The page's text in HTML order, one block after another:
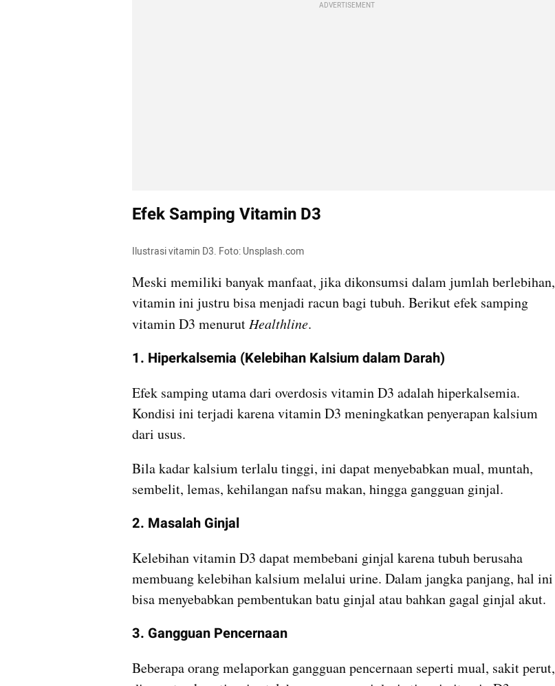
ADVERTISEMENT
Efek Samping Vitamin D3
Ilustrasi vitamin D3. Foto: Unsplash.com
Meski memiliki banyak manfaat, jika dikonsumsi dalam jumlah berlebihan,
vitamin ini justru bisa menjadi racun bagi tubuh. Berikut efek samping
vitamin D3 menurut Healthline.
1. Hiperkalsemia (Kelebihan Kalsium dalam Darah)
Efek samping utama dari overdosis vitamin D3 adalah hiperkalsemia.
Kondisi ini terjadi karena vitamin D3 meningkatkan penyerapan kalsium
dari usus.
Bila kadar kalsium terlalu tinggi, ini dapat menyebabkan mual, muntah,
sembelit, lemas, kehilangan nafsu makan, hingga gangguan ginjal.
2. Masalah Ginjal
Kelebihan vitamin D3 dapat membebani ginjal karena tubuh berusaha
membuang kelebihan kalsium melalui urine. Dalam jangka panjang, hal ini
bisa menyebabkan pembentukan batu ginjal atau bahkan gagal ginjal akut.
3. Gangguan Pencernaan
Beberapa orang melaporkan gangguan pencernaan seperti mual, sakit perut,